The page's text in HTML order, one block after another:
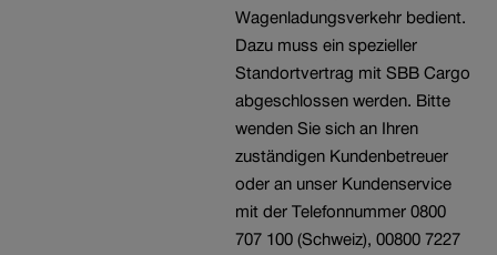
Wagenladungsverkehr bedient.
Dazu muss ein spezieller
Standortvertrag mit SBB Cargo
abgeschlossen werden. Bitte
wenden Sie sich an Ihren
zuständigen Kundenbetreuer
oder an unser Kundenservice
mit der Telefonnummer 0800
707 100 (Schweiz), 00800 7227